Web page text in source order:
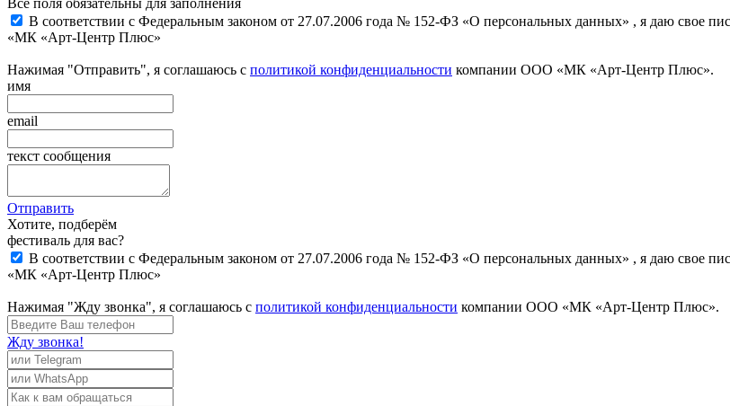
Все поля обязательны для заполнения
В соответствии с Федеральным законом от 27.07.2006 года № 152-ФЗ «О персональных данных» , я даю свое
«МК «Арт-Центр Плюс»
Нажимая "Отправить", я соглашаюсь с политикой конфиденциальности компании ООО «МК «Арт-Центр Плюс».
имя
email
текст сообщения
Отправить
Хотите, подберём
фестиваль для вас?
В соответствии с Федеральным законом от 27.07.2006 года № 152-ФЗ «О персональных данных» , я даю свое
«МК «Арт-Центр Плюс»
Нажимая "Жду звонка", я соглашаюсь с политикой конфиденциальности компании ООО «МК «Арт-Центр Плюс».
Жду звонка!